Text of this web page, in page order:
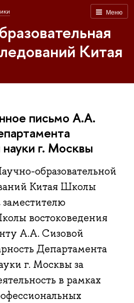
Меню
Китая
письмо А.А.
г. Москвы
образовательной
Китая Школы
заместителю
востоковедения
А.А. Сизовой
Департамента
г. Москвы за
в рамках